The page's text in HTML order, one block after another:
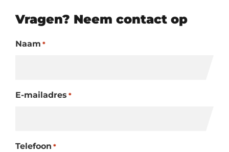
Vragen? Neem contact op
Naam *
E-mailadres *
Telefoon *